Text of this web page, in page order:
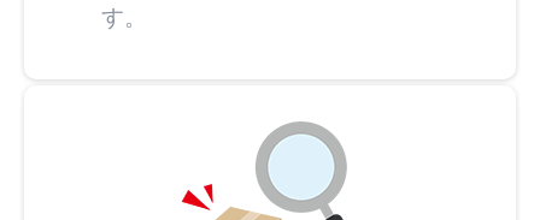
す。